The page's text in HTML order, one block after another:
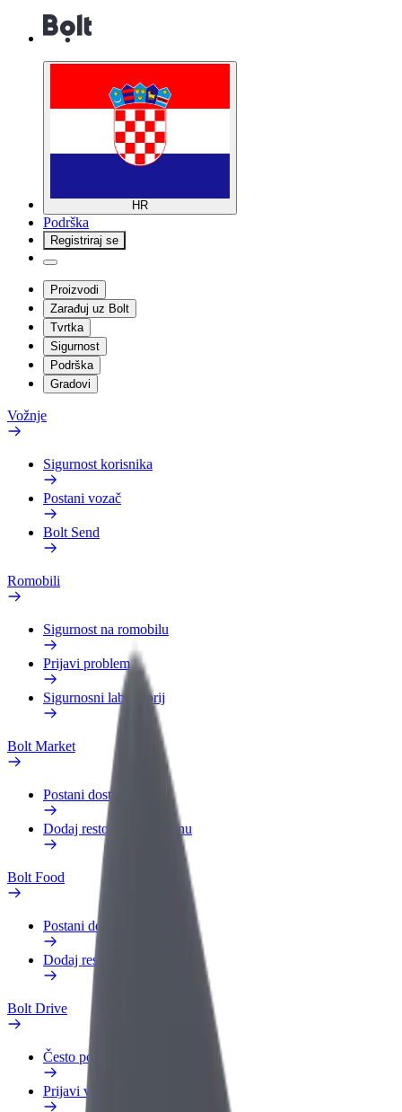
HR
Podrška
Registriraj se
Proizvodi
Zarađuj uz Bolt
Tvrtka
Sigurnost
Podrška
Gradovi
Vožnje
Sigurnost korisnika
Postani vozač
Bolt Send
Romobili
Sigurnost na romobilu
Prijavi problem
Sigurnosni laboratorij
Bolt Market
Postani dostavljač
Dodaj restoran ili trgovinu
Bolt Food
Postani dostavljač
Dodaj restoran ili trgovinu
Bolt Drive
Često postavljana pitanja
Prijavi vozilo